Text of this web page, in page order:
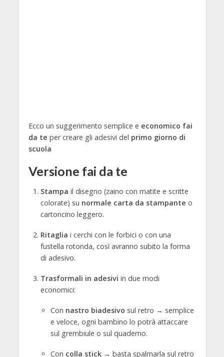
Ecco un suggerimento semplice e economico fai
da te per creare gli adesivi del primo giorno di
scuola
Versione fai da te
Stampa il disegno (zaino con matite e scritte
colorate) su normale carta da stampante o
cartoncino leggero.
Ritaglia i cerchi con le forbici o con una
fustella rotonda, così avranno subito la forma
di adesivo.
Trasformali in adesivi in due modi
economici:
Con nastro biadesivo sul retro → semplice
e veloce, ogni bambino lo potrà attaccare
sul grembiule o sul quaderno.
Con colla stick→ basta spalmarla sul retro